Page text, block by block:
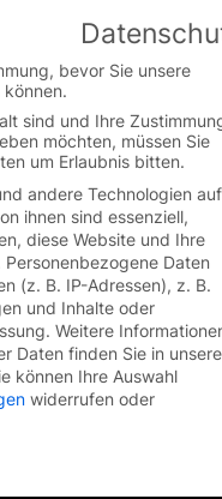
website.
bevor Sie unsere
sind und Ihre
möchten, müssen Sie
um Erlaubnis bitten.
andere Technologien auf
ihnen sind essenziell,
diese Website und Ihre
Personenbezogene Daten
(z. B. IP-Adressen), z. B.
und Inhalte oder
Weitere
Daten finden Sie in
können Ihre Auswahl
widerrufen oder